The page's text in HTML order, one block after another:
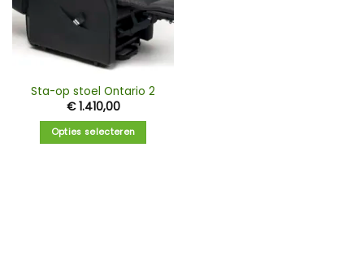
Sta-op stoel Ontario 2
€1.410,00
Opties selecteren